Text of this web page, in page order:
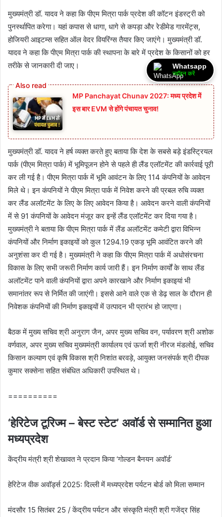
मुख्यमंत्री डॉ. यादव ने कहा कि पीएम मित्रा पार्क प्रदेश की कॉटन इंडस्ट्री को
पुनर्स्थापित करेगा। यहां कपास से धागा, धागे से कपड़ा और रेडीमेड गारमेंट्स,
होजियरी आइटम्स सहित ऑल वेदर वियरिंग्स तैयार किए जाएंगे। मुख्यमंत्री डॉ.
यादव ने कहा कि पीएम मित्रा पार्क की स्थापना के बारे में प्रदेश के किसानों को हर
तरीके से जानकारी दी जाए।
MP Panchayat Chunav 2027: मध्य प्रदेश में
इस बार EVM से होंगे पंचायत चुनाव!
मुख्यमंत्री डॉ. यादव ने हर्ष व्यक्त करते हुए बताया कि देश के सबसे बड़े इंडस्ट्रियल
पार्क (पीएम मित्रा पार्क) में भूमिपूजन होने से पहले ही लैंड एलॉटमेंट की कार्रवाई पूरी
कर ली गई है। पीएम मित्रा पार्क में भूमि आवंटन के लिए 114 कंपनियों के आवेदन
मिले थे। इन कंपनियों ने पीएम मित्रा पार्क में निवेश करने की प्रबल रुचि व्यक्त
कर लैंड अलॉटमेंट के लिए के लिए आवेदन किया है। आवेदन करने वाली कंपनियों
में से 91 कंपनियों के आवेदन मंजूर कर इन्हें लैंड एलॉटमेंट कर दिया गया है।
मुख्यमंत्री ने बताया कि पीएम मित्रा पार्क में लैंड अलॉटमेंट कमेटी द्वारा विभिन्न
कंपनियों और निर्माण इकाइयों को कुल 1294.19 एकड़ भूमि आवंटित करने की
अनुशंसा कर दी गई है। मुख्यमंत्री ने कहा कि पीएम मित्रा पार्क में अधोसंरचना
विकास के लिए सभी जरूरी निर्माण कार्य जारी हैं। इन निर्माण कार्यों के साथ लैंड
अलॉटमेंट पाने वाली कंपनियों द्वारा अपने कारखाने और निर्माण इकाइयां भी
समानांतर रूप से निर्मित की जाएंगी। इससे आने वाले एक से डेढ़ साल के दौरान ही
निवेशक कंपनियों की निर्माण इकाइयों में उत्पादन भी प्रारंभ हो जाएगा।
बैठक में मुख्य सचिव श्री अनुराग जैन, अपर मुख्य सचिव वन, पर्यावरण श्री अशोक
वर्णवाल, अपर मुख्य सचिव मुख्यमंत्री कार्यालय एवं ऊर्जा श्री नीरज मंडलोई, सचिव
किसान कल्याण एवं कृषि विकास श्री निशांत बरवड़े, आयुक्त जनसंपर्क श्री दीपक
कुमार सक्सेना सहित संबंधित अधिकारी उपस्थित थे।
==========
‘हेरिटेज टूरिज्म – बेस्ट स्टेट’ अवॉर्ड से सम्मानित हुआ
मध्यप्रदेश
केंद्रीय मंत्री श्री शेखावत ने प्रदान किया ‘गोल्डन बैनयन अवॉर्ड’
हेरिटेज वीक अवॉर्ड्स 2025: दिल्ली में मध्यप्रदेश पर्यटन बोर्ड को मिला सम्मान
मंदसौर 15 सितंबर 25 / केंद्रीय पर्यटन और संस्कृति मंत्री श्री गजेंद्र सिंह
Whatsapp
ज्वॉइन करें